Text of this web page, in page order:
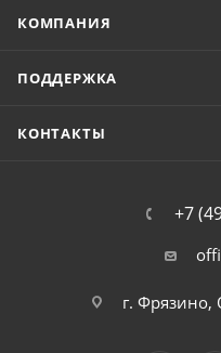
КОМПАНИЯ
ПОДДЕРЖКА
КОНТАКТЫ
+7
г. Фрязино,